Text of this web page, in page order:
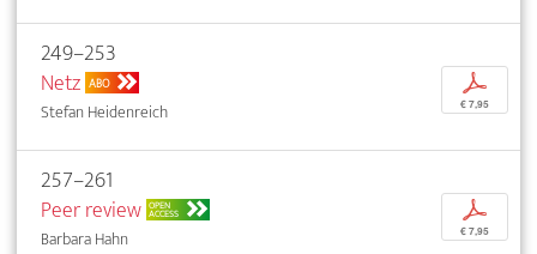
249–253
Netz ABO
Stefan Heidenreich
p
€ 7,95
257–261
Peer review OPEN
ACCESS
Barbara Hahn
p
€ 7,95